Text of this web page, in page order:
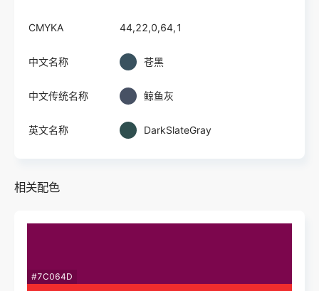
CMYKA 44,22,0,64,1
中文名称 苍黑
中文传统名称 鲸鱼灰
英文名称 DarkSlateGray
相关配色
#7C064D